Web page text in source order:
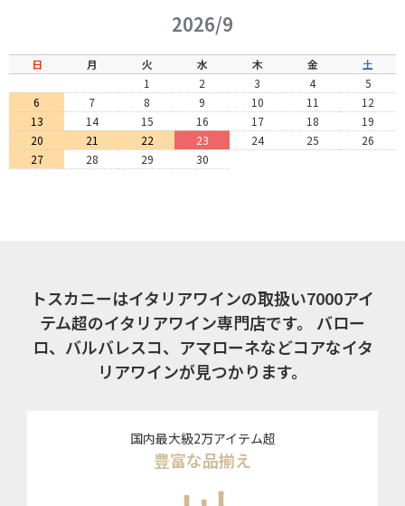
2026/9
日 月 火 水 木 金
土
1
2 3 4
5
6
7 8 9 10 11
12
13
14 15 16 17 18
19
20
21 22 23 24 25
26
27
28 29 30
トスカニーはイタリアワインの取扱い7000アイ
テム超のイタリアワイン専門店です。
バロー
ロ、バルバレスコ、アマローネなどコアなイタ
リアワインが見つかります。
国内最大級2万アイテム超
豊富な品揃え